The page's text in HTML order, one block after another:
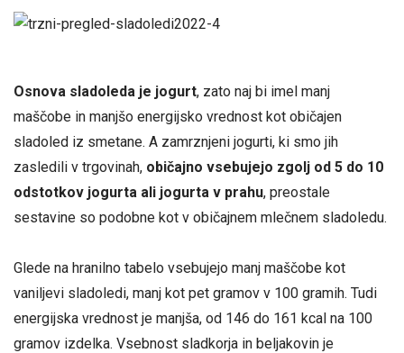
Osnova sladoleda je jogurt, zato naj bi imel manj
maščobe in manjšo energijsko vrednost kot običajen
sladoled iz smetane. A zamrznjeni jogurti, ki smo jih
zasledili v trgovinah, običajno vsebujejo zgolj od 5 do 10
odstotkov jogurta ali jogurta v prahu, preostale
sestavine so podobne kot v običajnem mlečnem sladoledu.
Glede na hranilno tabelo vsebujejo manj maščobe kot
vaniljevi sladoledi, manj kot pet gramov v 100 gramih. Tudi
energijska vrednost je manjša, od 146 do 161 kcal na 100
gramov izdelka. Vsebnost sladkorja in beljakovin je